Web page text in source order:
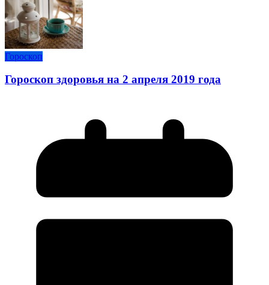
Гороскоп
Гороскоп здоровья на 2 апреля 2019 года